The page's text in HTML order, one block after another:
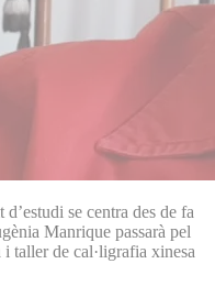
se centra des de fa
Manrique passarà pel
taller de cal·ligrafia xinesa